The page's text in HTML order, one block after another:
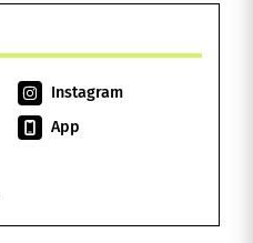
Instagram
App